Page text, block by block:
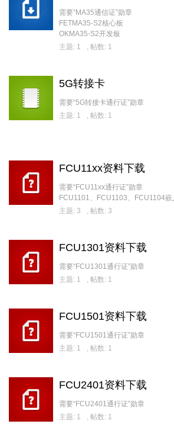
需要“MA35通信证”勋章
FETMA35-S2核心板
OKMA35-S2开发板
主题: 1
, 帖数: 1
5G转接卡
需要“5G转接卡通行证”勋章
主题: 1
, 帖数: 1
FCU11xx资料下载
需要“FCU11xx通行证”勋章
FCU1101、FCU1103、FCU1104嵌
主题: 3
, 帖数: 3
FCU1301资料下载
需要“FCU1301通行证”勋章
主题: 1
, 帖数: 1
FCU1501资料下载
需要“FCU1501通行证”勋章
主题: 1
, 帖数: 1
FCU2401资料下载
需要“FCU2401通行证”勋章
主题: 1
, 帖数: 1